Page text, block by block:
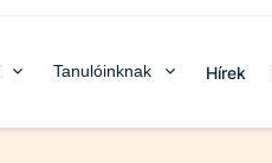
Tanulóinknak Hírek